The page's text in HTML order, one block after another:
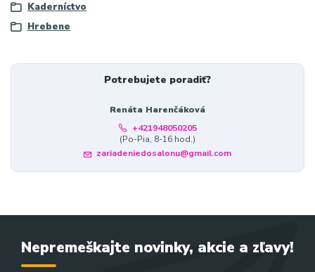
Kaderníctvo
Hrebene
Potrebujete poradiť?
Renáta Harenčáková
+421948050205
(Po-Pia, 8-16 hod.)
zariadeniedosalonu@gmail.com
Nepremeškajte novinky, akcie a zľavy!